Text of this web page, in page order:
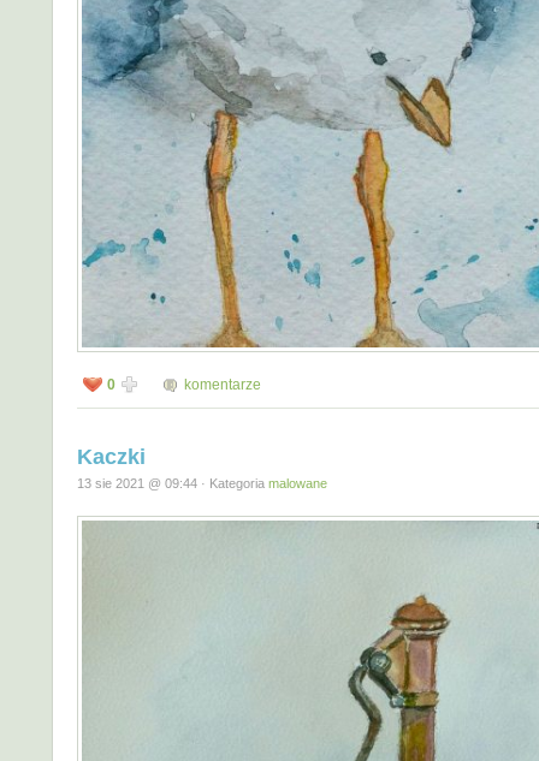
0 komentarze
Kaczki
13 sie 2021 @ 09:44 · Kategoria malowane